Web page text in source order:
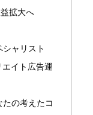
拡大へ
ャリスト
イト広告運
たの考えたコ